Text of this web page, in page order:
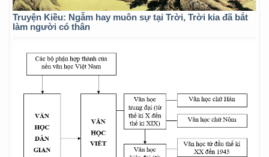
Truyện Kiều: Ngẫm hay muôn sự tại Trời, Trời kia đã bắt
làm người có thân